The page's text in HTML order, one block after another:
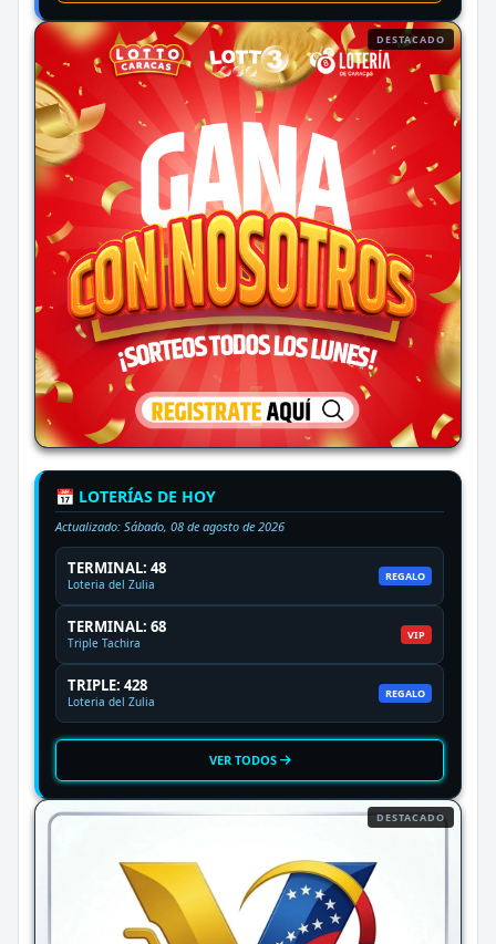
DESTACADO
📅 LOTERÍAS DE HOY
Actualizado: Sábado, 08 de agosto de 2026
TERMINAL: 48
Loteria del Zulia
REGALO
TERMINAL: 68
Triple Tachira
VIP
TRIPLE: 428
Loteria del Zulia
REGALO
VER TODOS
DESTACADO